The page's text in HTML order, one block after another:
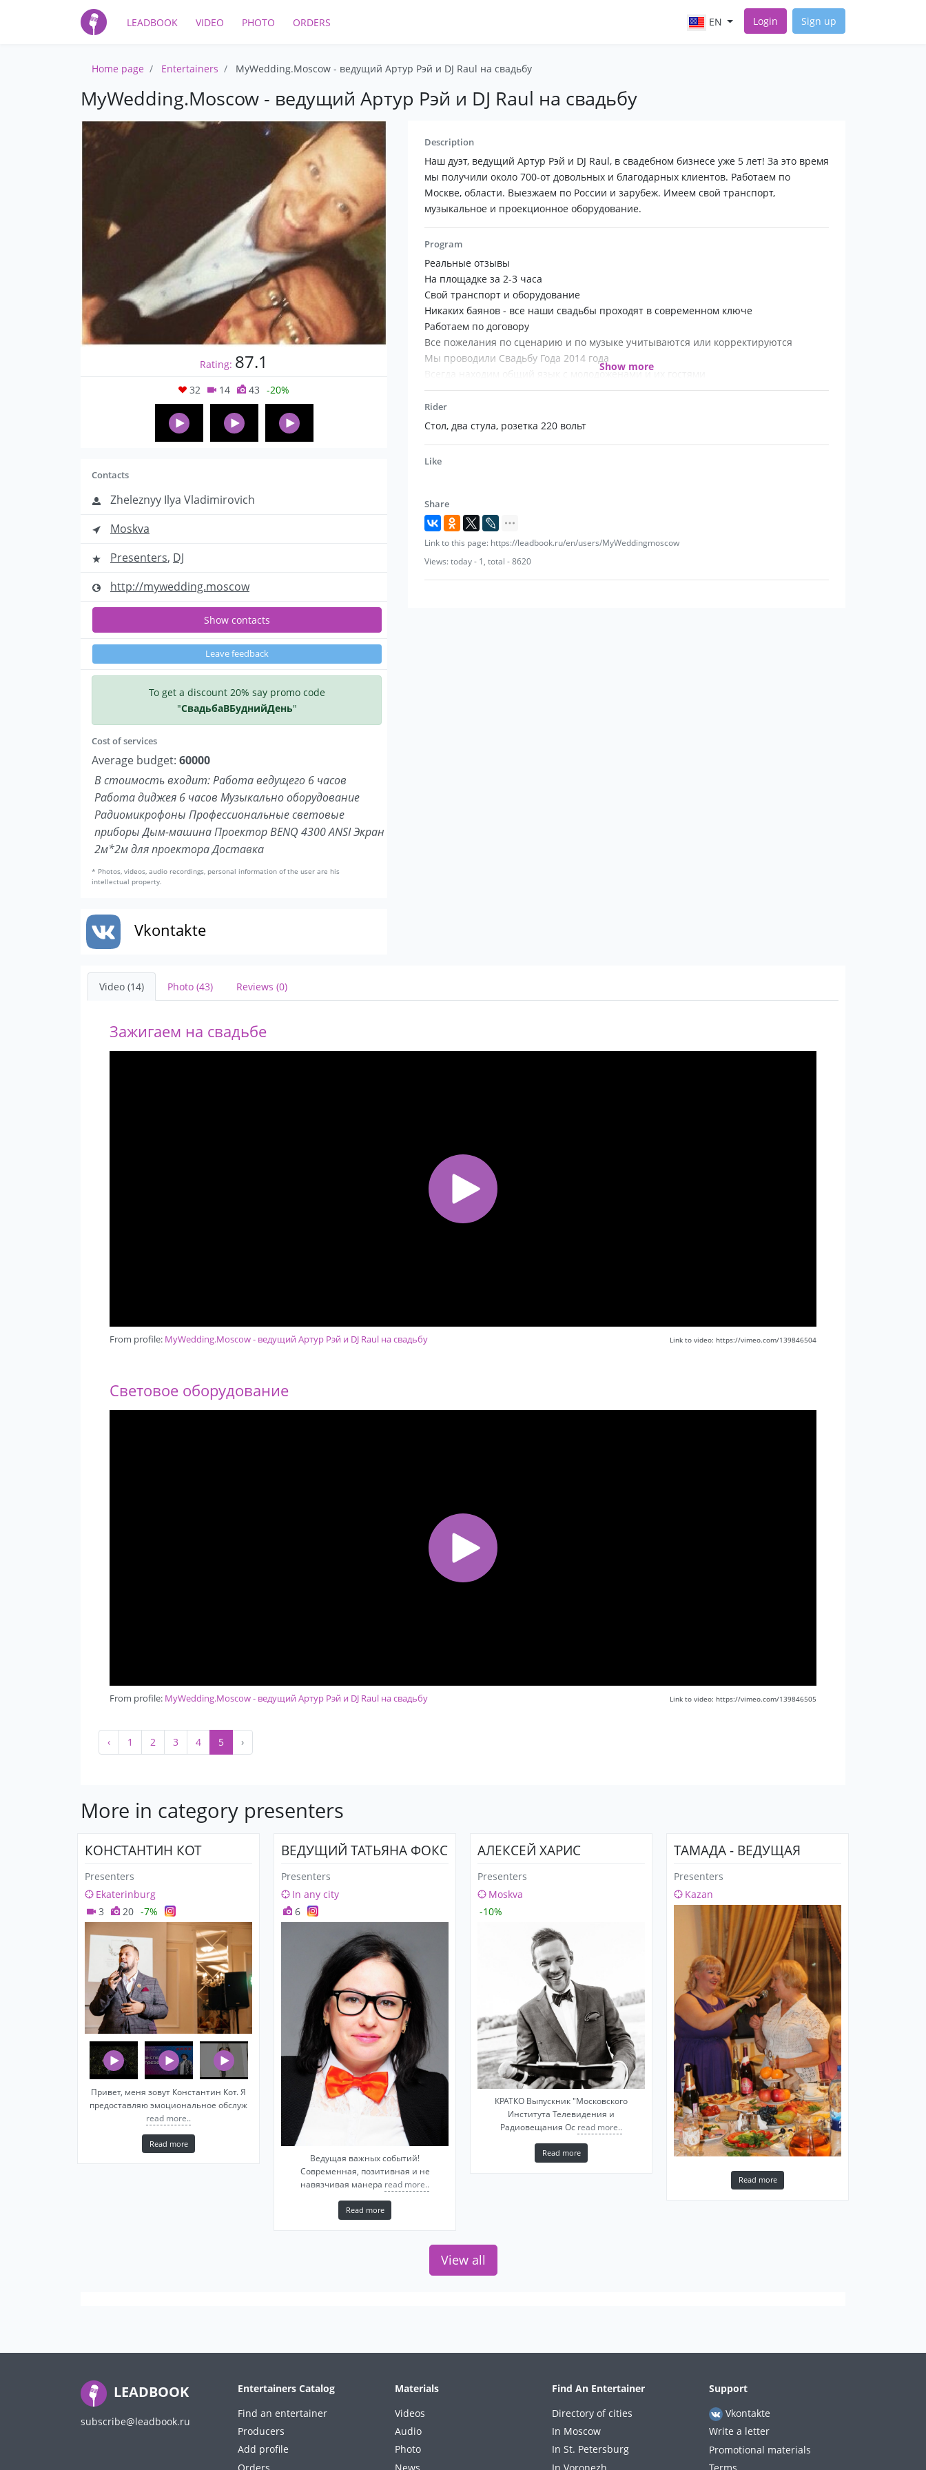
LEADBOOK VIDEO PHOTO ORDERS EN Login Sign up
Home page Entertainers MyWedding.Moscow - ведущий Артур Рэй и DJ Raul на свадьбу
MyWedding.Moscow - ведущий Артур Рэй и DJ Raul на свадьбу
Rating: 87.1
32 14 43 -20%
Contacts
Zheleznyy Ilya Vladimirovich
Moskva
Presenters, DJ
http://mywedding.moscow
Show contacts
Leave feedback
To get a discount 20% say promo code
"СвадьбаВБуднийДень"
Cost of services
Average budget: 60000
В стоимость входит: Работа ведущего 6 часов
Работа диджея 6 часов Музыкально оборудование
Радиомикрофоны Профессиональные световые
приборы Дым-машина Проектор BENQ 4300 ANSI Экран
2м*2м для проектора Доставка
* Photos, videos, audio recordings, personal information of the user are his
intellectual property.
Vkontakte
Description
Наш дуэт, ведущий Артур Рэй и DJ Raul, в свадебном бизнесе уже 5 лет! За это время
мы получили около 700-от довольных и благодарных клиентов. Работаем по
Москве, области. Выезжаем по России и зарубеж. Имеем свой транспорт,
музыкальное и проекционное оборудование.
Program
Реальные отзывы
На площадке за 2-3 часа
Свой транспорт и оборудование
Никаких баянов - все наши свадьбы проходят в современном ключе
Работаем по договору
Все пожелания по сценарию и по музыке учитываются или корректируются
Мы проводили Свадьбу Года 2014 года
Всегда находим общий язык с молодоженами и их гостями
Show more
Rider
Стол, два стула, розетка 220 вольт
Like
Share
Link to this page: https://leadbook.ru/en/users/MyWeddingmoscow
Views: today - 1, total - 8620
Video (14) Photo (43) Reviews (0)
Зажигаем на свадьбе
From profile: MyWedding.Moscow - ведущий Артур Рэй и DJ Raul на свадьбу Link to video: https://vimeo.com/139846504
Световое оборудование
From profile: MyWedding.Moscow - ведущий Артур Рэй и DJ Raul на свадьбу Link to video: https://vimeo.com/139846505
‹ 1 2 3 4 5 ›
More in category presenters
КОНСТАНТИН КОТ
Presenters
Ekaterinburg
3
20 -7%
Привет, меня зовут Константин Кот. Я
предоставляю эмоциональное обслуж
read more..
Read more
ВЕДУЩИЙ ТАТЬЯНА ФОКС
Presenters
In any city
6
Ведущая важных событий!
Современная, позитивная и не
навязчивая манера read more..
Read more
АЛЕКСЕЙ ХАРИС
Presenters
Moskva
-10%
КРАТКО Выпускник "Московского
Института Телевидения и
Радиовещания Ос read more..
Read more
ТАМАДА - ВЕДУЩАЯ
Presenters
Kazan
Read more
View all
LEADBOOK
subscribe@leadbook.ru
Entertainers Catalog
Find an entertainer
Producers
Add profile
Orders
Materials
Videos
Audio
Photo
News
Find An Entertainer
Directory of cities
In Moscow
In St. Petersburg
In Voronezh
Support
Vkontakte
Write a letter
Promotional materials